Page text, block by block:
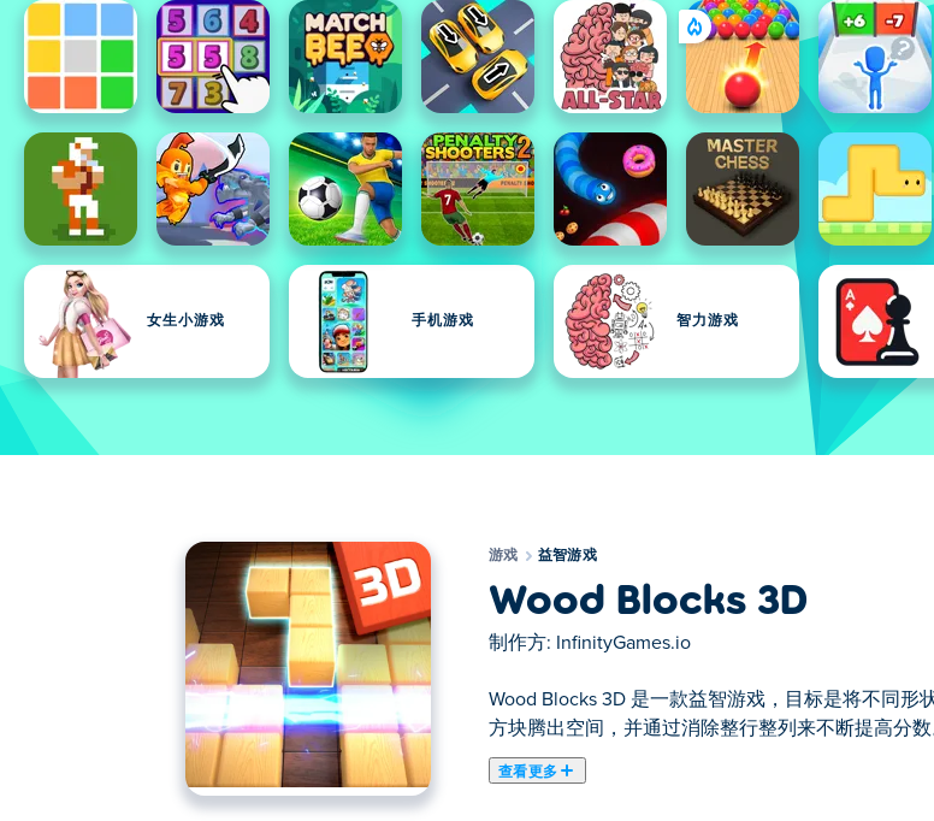
女生小游戏 手机游戏 智力游戏
游戏 益智游戏
Wood Blocks 3D
制作方: InfinityGames.io
Wood Blocks 3D 是一款益智游戏，目标是将不同
方块腾出空间，并通过消除整行整列来不断提高分数
查看更多
在这里你可以玩Wood Blocks 3D. Wood Blocks 3D是我们的精选益智游戏之一。